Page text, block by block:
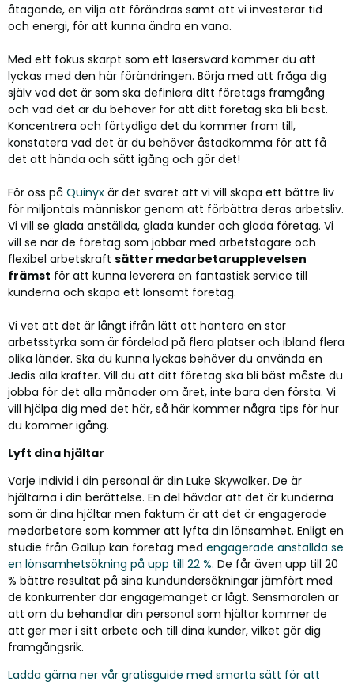
åtagande, en vilja att förändras samt att vi investerar tid
och energi, för att kunna ändra en vana.
Med ett fokus skarpt som ett lasersvärd kommer du att
lyckas med den här förändringen. Börja med att fråga dig
själv vad det är som ska definiera ditt företags framgång
och vad det är du behöver för att ditt företag ska bli bäst.
Koncentrera och förtydliga det du kommer fram till,
konstatera vad det är du behöver åstadkomma för att få
det att hända och sätt igång och gör det!
För oss på Quinyx är det svaret att vi vill skapa ett bättre liv
för miljontals människor genom att förbättra deras arbetsliv.
Vi vill se glada anställda, glada kunder och glada företag. Vi
vill se när de företag som jobbar med arbetstagare och
flexibel arbetskraft sätter medarbetarupplevelsen
främst för att kunna leverera en fantastisk service till
kunderna och skapa ett lönsamt företag.
Vi vet att det är långt ifrån lätt att hantera en stor
arbetsstyrka som är fördelad på flera platser och ibland flera
olika länder. Ska du kunna lyckas behöver du använda en
Jedis alla krafter. Vill du att ditt företag ska bli bäst måste du
jobba för det alla månader om året, inte bara den första. Vi
vill hjälpa dig med det här, så här kommer några tips för hur
du kommer igång.
Lyft dina hjältar
Varje individ i din personal är din Luke Skywalker. De är
hjältarna i din berättelse. En del hävdar att det är kunderna
som är dina hjältar men faktum är att det är engagerade
medarbetare som kommer att lyfta din lönsamhet. Enligt en
studie från Gallup kan företag med engagerade anställda se
en lönsamhetsökning på upp till 22 %. De får även upp till 20
% bättre resultat på sina kundundersökningar jämfört med
de konkurrenter där engagemanget är lågt. Sensmoralen är
att om du behandlar din personal som hjältar kommer de
att ger mer i sitt arbete och till dina kunder, vilket gör dig
framgångsrik.
Ladda gärna ner vår gratisguide med smarta sätt för att